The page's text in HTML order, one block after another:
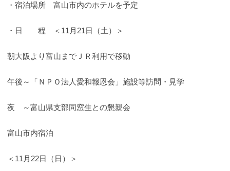
・宿泊場所 富山市内のホテルを予定
・日 程 ＜11月21日（土）＞
朝大阪より富山までＪＲ利用で移動
午後～「ＮＰＯ法人愛和報恩会」施設等訪問・見学
夜 ～富山県支部同窓生との懇親会
富山市内宿泊
＜11月22日（日）＞